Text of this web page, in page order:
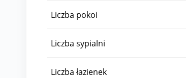
Liczba pokoi
Liczba sypialni
Liczba łazienek